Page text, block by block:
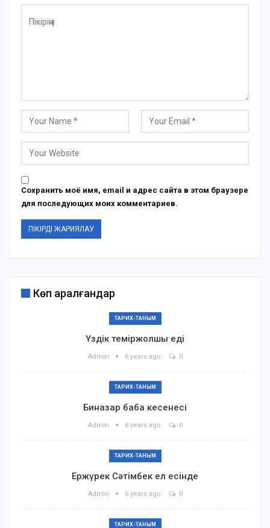
Сохранить моё имя, email и адрес сайта в этом браузере
для последующих моих комментариев.
Көп қаралғандар
ТАРИХ-ТАНЫМ
Үздік теміржолшы еді
Admin 6 years ago 0
ТАРИХ-ТАНЫМ
Биназар баба кесенесі
Admin 6 years ago 0
ТАРИХ-ТАНЫМ
Ержүрек Сәтімбек ел есінде
Admin 6 years ago 0
ТАРИХ-ТАНЫМ